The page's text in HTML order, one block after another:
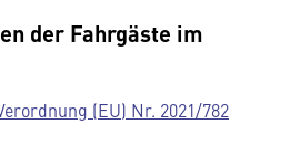
der Fahrgäste im
(EU) Nr. 2021/782